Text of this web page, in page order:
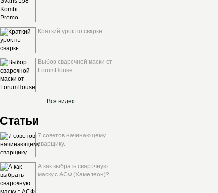
Краткий урок по сварке.
Выбор сварочной маски от
ForumHouse
Все видео
Статьи
7 советов начинающему
сварщику.
А как выбрать сварочную
маску с АСФ (Хамелеон)?